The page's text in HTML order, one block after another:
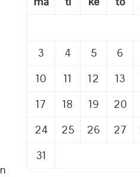
3
4 5 6
10
11 12 13
17
18 19 20
24
25 26 27
31